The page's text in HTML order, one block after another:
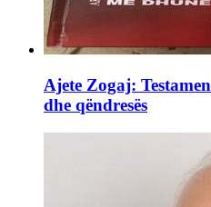
Ajete Zogaj:
dhe qëndresës